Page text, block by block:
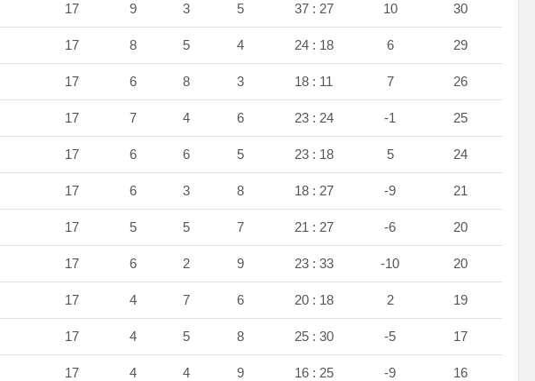
17 9 3 5 37 : 27 10 30
17 8 5 4 24 : 18 6 29
17 6 8 3 18 : 11 7 26
17 7 4 6 23 : 24 -1 25
17 6 6 5 23 : 18 5 24
17 6 3 8 18 : 27 -9 21
17 5 5 7 21 : 27 -6 20
17 6 2 9 23 : 33 -10 20
17 4 7 6 20 : 18 2 19
17 4 5 8 25 : 30 -5 17
17 4 4 9 16 : 25 -9 16